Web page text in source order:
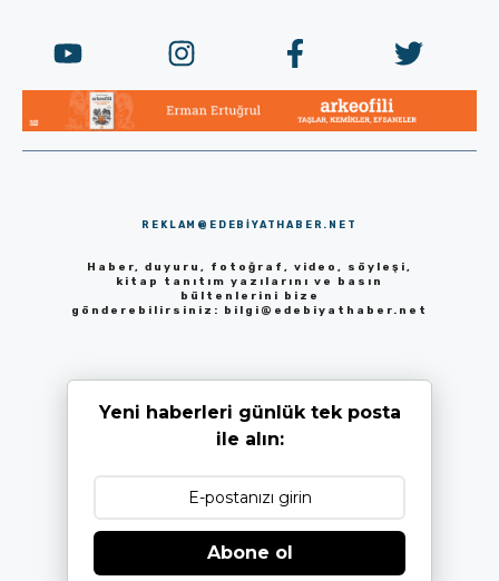
REKLAM@EDEBIYATHABER.NET
Haber, duyuru, fotoğraf, video, söyleşi,
kitap tanıtım yazılarını ve basın
bültenlerini bize
gönderebilirsiniz: bilgi@edebiyathaber.net
Yeni haberleri günlük tek posta
ile alın:
Abone ol